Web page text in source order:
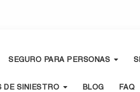
SEGURO PARA PERSONAS
DE SINIESTRO BLOG FAQ